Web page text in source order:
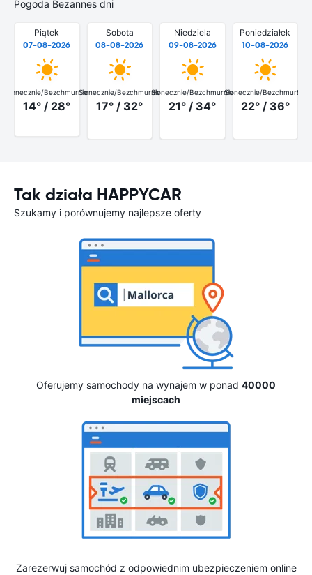
Pogoda Bezannes dni
Piątek
07-08-2026
Słonecznie/Bezchmurnie
14° / 28°
Sobota
08-08-2026
Słonecznie/Bezchmurnie
17° / 32°
Niedziela
09-08-2026
Słonecznie/Bezchmurnie
21° / 34°
Poniedziałek
10-08-2026
Słonecznie/Bezchmurnie
22° / 36°
Tak działa HAPPYCAR
Szukamy i porównujemy najlepsze oferty
Oferujemy samochody na wynajem w ponad 40000
miejscach
Zarezerwuj samochód z odpowiednim ubezpieczeniem online